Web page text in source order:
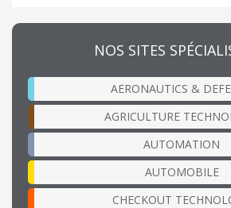
NOS SITES
AERONAUTICS &
AGRICULTURE
AUTOMATION
AUTOMOBILE
CHECKOUT